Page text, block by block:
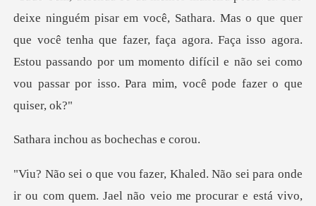
as o que quer
que você tenha que fazer, faça agora. Faça isso agora.
Estou passando por um mo
ou as bochec